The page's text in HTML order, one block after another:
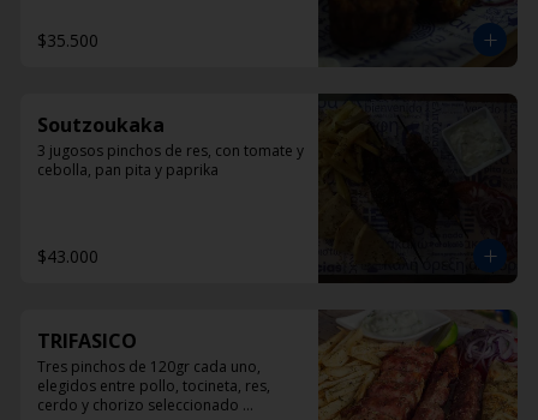
$35.500
Soutzoukaka
3 jugosos pinchos de res, con tomate y
cebolla, pan pita y paprika
$43.000
TRIFASICO
Tres pinchos de 120gr cada uno,
elegidos entre pollo, tocineta, res,
cerdo y chorizo seleccionado